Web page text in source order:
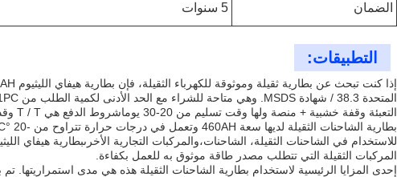
الضمان 5 سنوات
التطبيقات:
التعبئة وقفة خشبية + منصة ولها وقت تسليم من 20-30 يوماشروط الدفع هي T / T وقدرة التوريد هي 3000 PCS / الشهر.
المركبات الثقيلة التي تتطلب مصدر طاقة موثوق به للعمل بكفاءة.
إحدى المزايا الرئيسية لاستخدام بطارية الشاحنات الثقيلة هذه هي مدى استمراريتها.